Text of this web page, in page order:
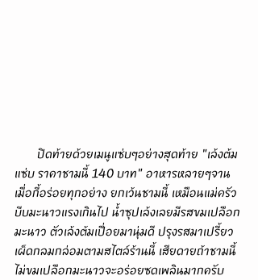
แซ่บ ราคาชามนี้ 140 บาท" อาหารหลายๆจาน
เมื่อกี้อร่อยทุกอย่าง ยกเว้นชามนี้ เหมือนแม่ครัว
บีบมะนาวแรงเกินไป น้ำซุปเล้งเลยมีรสขมเปลือก
มะนาว ตัวเล้งต้มเปื่อยมานุ่มดี ปรุงรสมาเปรี้ยว
เผ็ดกลมกล่อมตามสไตล์ร้านนี้ เสียดายถ้าชามนี้
ไม่ขมเปลือกมะนาวจะอร่อยซดเพลินมากครับ